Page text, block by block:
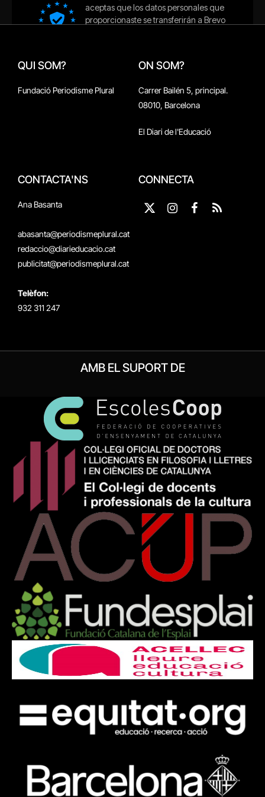
QUI SOM?
Fundació Periodisme Plural
ON SOM?
Carrer Bailén 5, principal.
08010, Barcelona
El Diari de l'Educació
CONTACTA'NS
Ana Basanta
abasanta@periodismeplural.cat
redaccio@diarieducacio.cat
publicitat@periodismeplural.cat
Telèfon:
932 311 247
CONNECTA
X
InstagramFacebook
RSS
AMB EL SUPORT DE